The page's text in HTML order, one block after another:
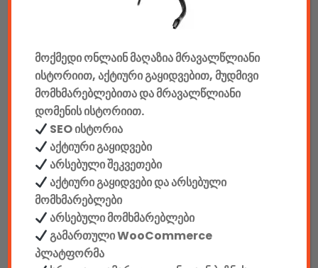
ელემენტები
აკკუმულატორები
კაბელები & დამტენები
დისკები
ჩანთები
სეიფები
მოქმედი ონლაინ მაღაზია მრავალწლიანი
ისტორიით, აქტიური გაყიდვებით, მუდმივი
მომხმარებლებითა და მრავალწლიანი
დომენის ისტორიით.
SEO ისტორია
აქტიური გაყიდვები
არსებული შეკვეთები
აქტიური გაყიდვები და არსებული
მომხმარებლები
არსებული მომხმარებლები
გამართული WooCommerce
პლატფორმა